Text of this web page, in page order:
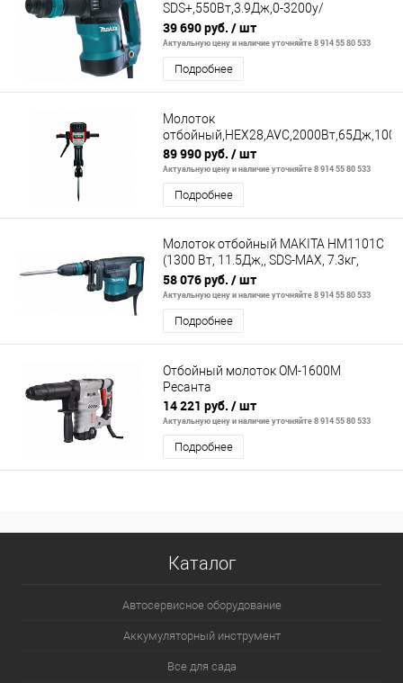
SDS+,550Вт,3.9Дж,0-3200у/
м,3.3кг,кейс
39 690 руб. / шт
Актуальную цену и наличие уточняйте 8 914 55 80 533
Подробнее
Молоток
89 990 руб. / шт
Актуальную цену и наличие уточняйте 8 914 55 80 533
Подробнее
Молоток отбойный MAKITA HM1101C
(1300 Вт, 11.5Дж,, SDS-MAX, 7.3кг,
кейс)
58 076 руб. / шт
Актуальную цену и наличие уточняйте 8 914 55 80 533
Подробнее
Отбойный молоток ОМ-1600М
Ресанта
14 221 руб. / шт
Актуальную цену и наличие уточняйте 8 914 55 80 533
Подробнее
Каталог
Автосервисное оборудование
Аккумуляторный инструмент
Все для сада